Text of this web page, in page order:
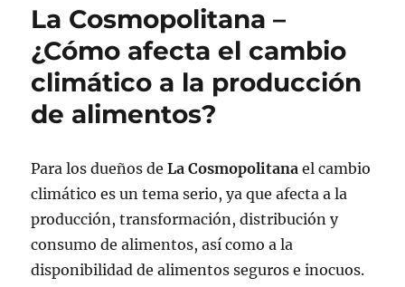
La Cosmopolitana –
¿Cómo afecta el cambio
climático a la producción
de alimentos?
Para los dueños deLa Cosmopolitana el cambio
climático es un tema serio, ya que afecta a la
producción, transformación, distribución y
consumo de alimentos, así como a la
disponibilidad de alimentos seguros e inocuos.